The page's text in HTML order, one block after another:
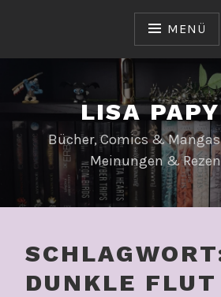
MENÜ
LISA
Bücher, Comics &
Meinungen &
DUNKLE FLUT